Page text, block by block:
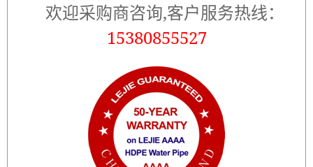
欢迎采购商咨询,客户服务热线：
15380855527